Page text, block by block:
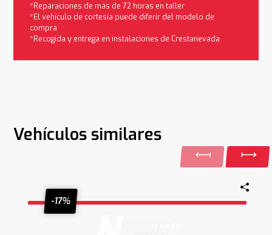
*Reparaciones de más de 72 horas en taller
*El vehículo de cortesía puede diferir del modelo de
compra
*Recogida y entrega en instalaciones de Crestanevada
Vehículos similares
-17%